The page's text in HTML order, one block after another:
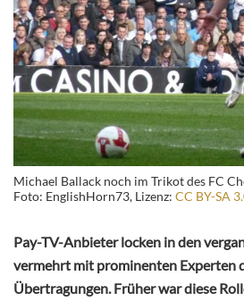
Michael Ballack noch im Trikot des FC
Foto: EnglishHorn73, Lizenz: CC BY-SA
Pay-TV-Anbieter locken in den
vermehrt mit prominenten Experten
Übertragungen. Früher war diese